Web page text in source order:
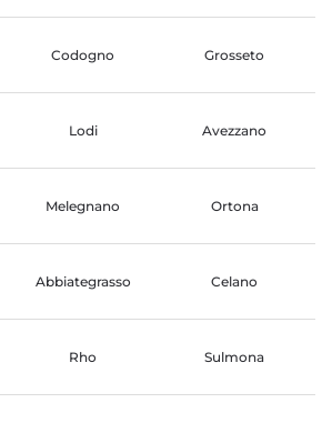
Codogno Grosseto
Lodi Avezzano
Melegnano Ortona
Abbiategrasso Celano
Rho Sulmona